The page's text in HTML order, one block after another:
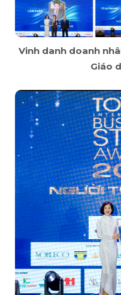
Vinh danh doanh
Giáo